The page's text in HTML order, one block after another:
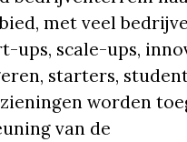
met veel
ups, scale-ups,
starters,
worden
van de